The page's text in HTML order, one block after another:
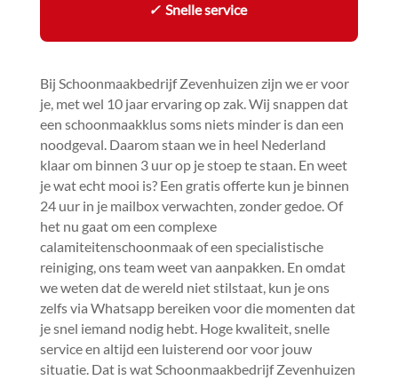
✓Snelle service
Bij Schoonmaakbedrijf Zevenhuizen zijn we er voor
je, met wel 10 jaar ervaring op zak.​ Wij snappen dat
een schoonmaakklus soms niets minder is dan een
noodgeval.​ Daarom staan we in heel Nederland
klaar om binnen 3 uur op je stoep te staan.​ En weet
je wat echt mooi is? Een gratis offerte kun je binnen
24 uur in je mailbox verwachten, zonder gedoe.​ Of
het nu gaat om een complexe
calamiteitenschoonmaak of een specialistische
reiniging, ons team weet van aanpakken.​ En omdat
we weten dat de wereld niet stilstaat, kun je ons
zelfs via Whatsapp bereiken voor die momenten dat
je snel iemand nodig hebt.​ Hoge kwaliteit, snelle
service en altijd een luisterend oor voor jouw
situatie.​ Dat is wat Schoonmaakbedrijf Zevenhuizen